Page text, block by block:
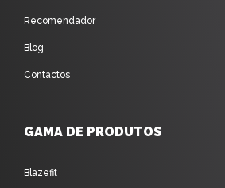
Recomendador
Blog
Contactos
GAMA DE PRODUTOS
Blazefit